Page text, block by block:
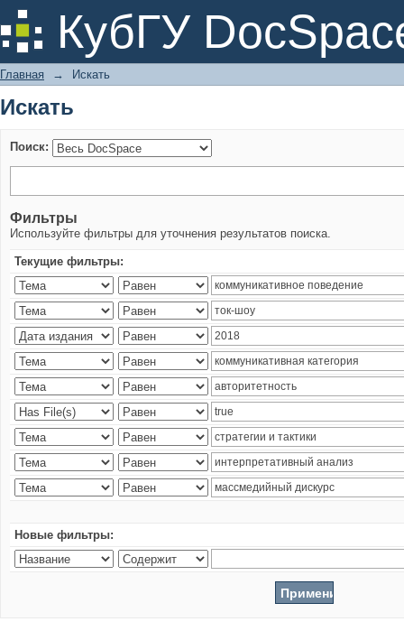
КубГУ
Искать
Главная → Искать
Искать
Поиск:
Фильтры
Используйте фильтры для уточнения результатов поиска.
Текущие фильтры:
Новые фильтры: